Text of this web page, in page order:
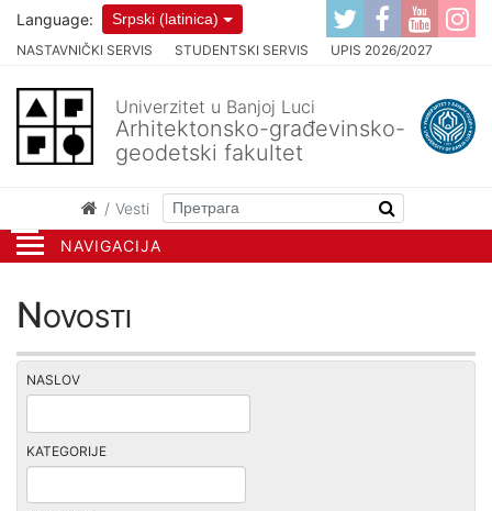
NAVIGACIJA
NASTAVNIČKI SERVIS STUDENTSKI SERVIS UPIS 2026/2027
Language: Srpski (latinica)
Univerzitet u Banjoj Luci
Arhitektonsko-građevinsko-
geodetski fakultet
Vesti
Novosti
NASLOV
KATEGORIJE